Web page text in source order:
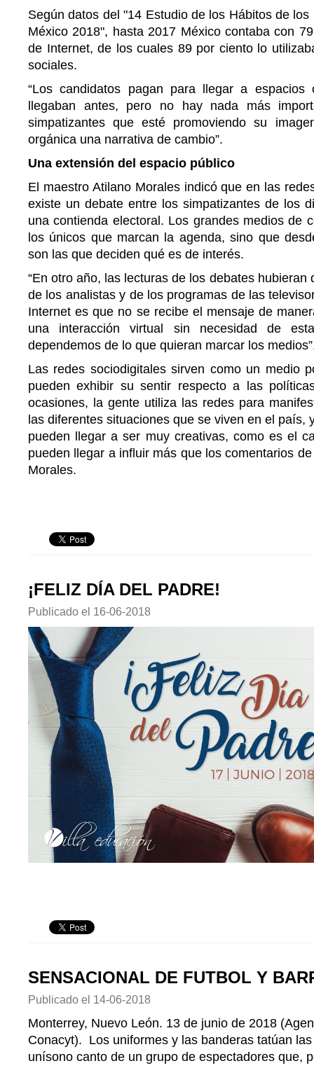
Según datos del "14 Estudio de los Hábitos de
México 2018", hasta 2017 México contaba con
de Internet, de los cuales 89 por ciento lo
sociales.
“Los candidatos pagan para llegar a espacios
llegaban antes, pero no hay nada más
simpatizantes que esté promoviendo su
orgánica una narrativa de cambio”.
Una extensión del espacio público
El maestro Atilano Morales indicó que en las
existe un debate entre los simpatizantes de los
una contienda electoral. Los grandes medios de
los únicos que marcan la agenda, sino que
son las que deciden qué es de interés.
“En otro año, las lecturas de los debates hubieran
de los analistas y de los programas de las
Internet es que no se recibe el mensaje de
una interacción virtual sin necesidad de
dependemos de lo que quieran marcar los
Las redes sociodigitales sirven como un medio
pueden exhibir su sentir respecto a las
ocasiones, la gente utiliza las redes para
las diferentes situaciones que se viven en el país,
pueden llegar a ser muy creativas, como es el
pueden llegar a influir más que los comentarios
Morales.
¡FELIZ DÍA DEL PADRE!
Publicado el 16-06-2018
SENSACIONAL DE FUTBOL Y
Publicado el 14-06-2018
Monterrey, Nuevo León. 13 de junio de 2018
Conacyt). Los uniformes y las banderas tatúan
unísono canto de un grupo de espectadores que,